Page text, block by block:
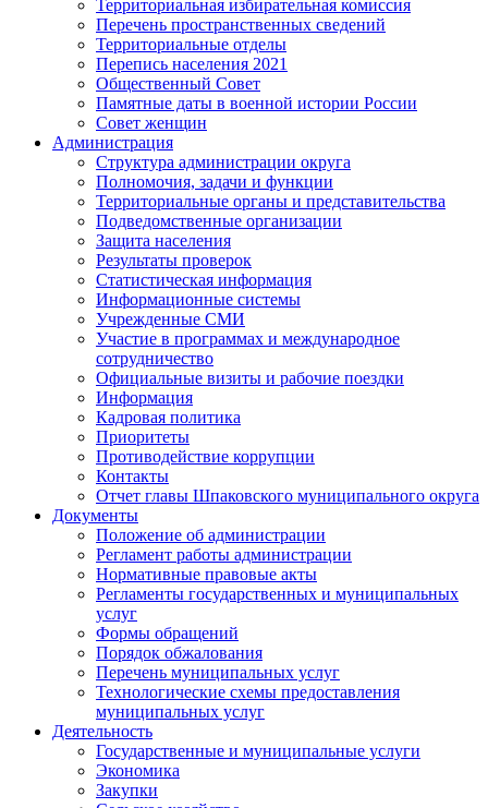
Территориальная избирательная комиссия
Перечень пространственных сведений
Территориальные отделы
Перепись населения 2021
Общественный Совет
Памятные даты в военной истории России
Совет женщин
Администрация
Структура администрации округа
Полномочия, задачи и функции
Территориальные органы и представительства
Подведомственные организации
Защита населения
Результаты проверок
Статистическая информация
Информационные системы
Учрежденные СМИ
Участие в программах и международное
сотрудничество
Официальные визиты и рабочие поездки
Информация
Кадровая политика
Приоритеты
Противодействие коррупции
Контакты
Отчет главы Шпаковского муниципального округа
Документы
Положение об администрации
Регламент работы администрации
Нормативные правовые акты
Регламенты государственных и муниципальных
услуг
Формы обращений
Порядок обжалования
Перечень муниципальных услуг
Технологические схемы предоставления
муниципальных услуг
Деятельность
Государственные и муниципальные услуги
Экономика
Закупки